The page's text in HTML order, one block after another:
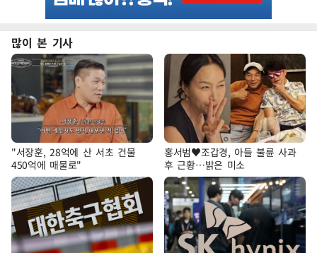
많이 본 기사
"서장훈, 28억에 산 서초 건물
450억에 매물로"
홍서범♥조갑경, 아들 불륜 사과
후 근황…밝은 미소